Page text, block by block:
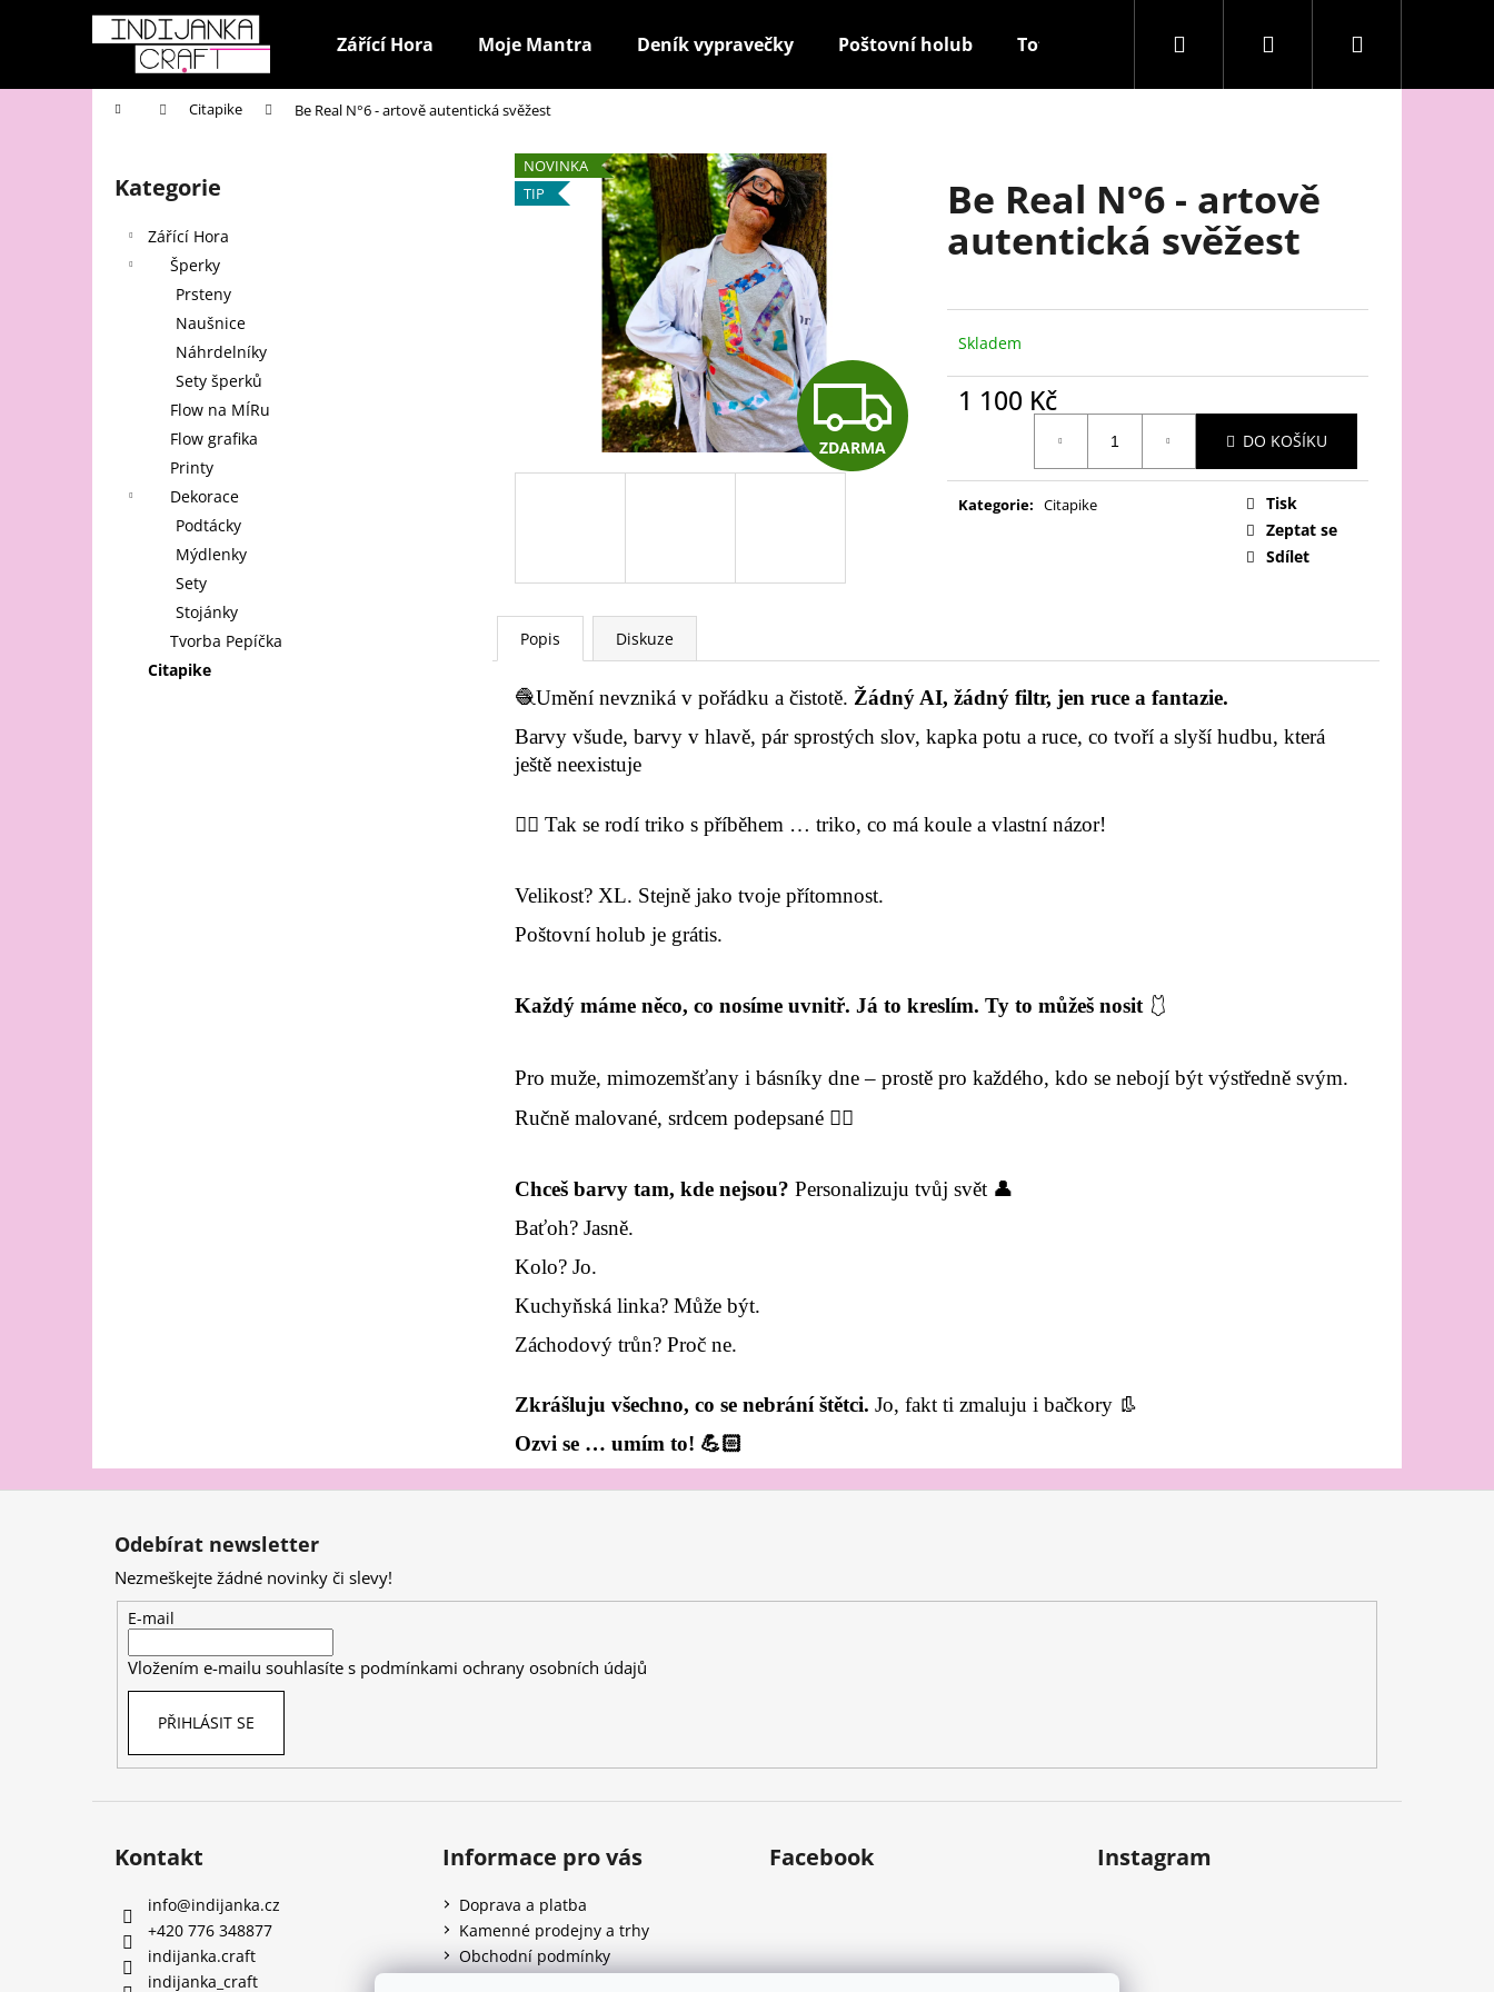
Zářící Hora Moje Mantra Deník vypravečky Poštovní holub Totem laskavosti Recenze
Hledat PřihlášeníNákupní
Domů Citapike Be Real N°6 - artově autentická svěžest
Přeskočit
kategorie
Kategorie
Zářící Hora
Šperky
Prsteny
Naušnice
Náhrdelníky
Sety šperků
Flow na MÍRu
Flow grafika
Printy
Dekorace
Podtácky
Mýdlenky
Sety
Stojánky
Tvorba Pepíčka
Citapike
Be Real N°6 - artově
autentická svěžest
Skladem
1 100 Kč
DO KOŠÍKU
Kategorie: Citapike
Tisk
Zeptat se
Sdílet
NOVINKA
TIP
Z
D
R
M
ZDARMA
Popis Diskuze
🧶Umění nevzniká v pořádku a čistotě. Žádný AI, žádný filtr, jen ruce a fantazie.
Barvy všude, barvy v hlavě, pár sprostých slov, kapka potu a ruce, co tvoří a slyší hudbu, která
ještě neexistuje
❤️‍🔥 Tak se rodí triko s příběhem … triko, co má koule a vlastní názor!
Velikost? XL. Stejně jako tvoje přítomnost.
Poštovní holub je grátis.
Každý máme něco, co nosíme uvnitř. Já to kreslím. Ty to můžeš nosit 🩱
Pro muže, mimozemšťany i básníky dne – prostě pro každého, kdo se nebojí být výstředně svým.
Ručně malované, srdcem podepsané ❤️‍🔥
Chceš barvy tam, kde nejsou? Personalizuju tvůj svět 👤
Baťoh? Jasně.
Kolo? Jo.
Kuchyňská linka? Může být.
Záchodový trůn? Proč ne.
Zkrášluju všechno, co se nebrání štětci. Jo, fakt ti zmaluju i bačkory 👢
Ozvi se … umím to! 💪🏻
í
do
do
Co potřebujete najít?
HLEDAT
Doporučujeme
Odebírat newsletter
Nezmeškejte žádné novinky či slevy!
E-mail
Vložením e-mailu souhlasíte s podmínkami ochrany osobních údajů
PŘIHLÁSIT SE
Kontakt
info@indijanka.cz
+420 776 348877
indijanka.craft
indijanka_craft
Informace pro vás
Doprava a platba
Kamenné prodejny a trhy
Obchodní podmínky
Facebook Instagram